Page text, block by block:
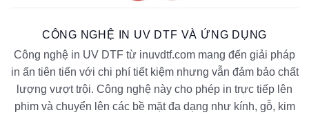
CÔNG NGHỆ IN UV DTF VÀ ỨNG DỤNG
Công nghệ in UV DTF từ inuvdtf.com mang đến giải pháp
in ấn tiên tiến với chi phí tiết kiệm nhưng vẫn đảm bảo chất
lượng vượt trội. Công nghệ này cho phép in trực tiếp lên
phim và chuyển lên các bề mặt đa dạng như kính, gỗ, kim